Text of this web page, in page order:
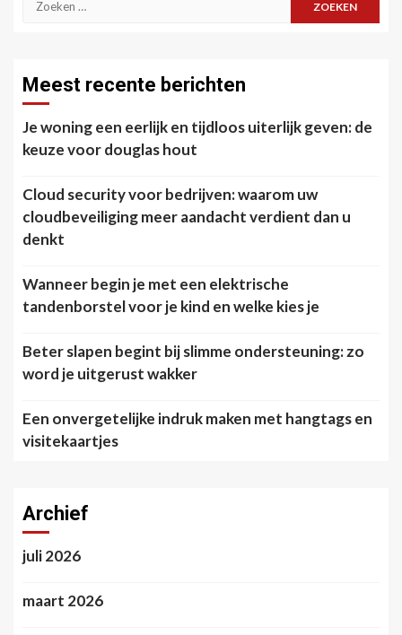
Meest recente berichten
Je woning een eerlijk en tijdloos uiterlijk geven: de
keuze voor douglas hout
Cloud security voor bedrijven: waarom uw
cloudbeveiliging meer aandacht verdient dan u
denkt
Wanneer begin je met een elektrische
tandenborstel voor je kind en welke kies je
Beter slapen begint bij slimme ondersteuning: zo
word je uitgerust wakker
Een onvergetelijke indruk maken met hangtags en
visitekaartjes
Archief
juli 2026
maart 2026